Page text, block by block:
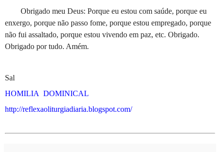
Obrigado meu Deus: Porque eu estou com saúde, porque eu
enxergo, porque não passo fome, porque estou empregado, porque
não fui assaltado, porque estou vivendo em paz, etc. Obrigado.
Obrigado por tudo. Amém.
Sal
HOMILIA DOMINICAL
http://reflexaoliturgiadiaria.blogspot.com/